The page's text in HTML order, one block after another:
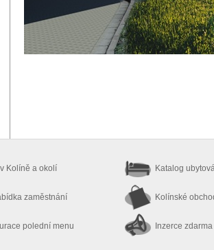
v Kolíně a okolí
zaměstnání
polední menu
Katalog
Kolínské
Inzerce zdarma